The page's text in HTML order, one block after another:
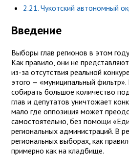
2.21. Чукотский автономный
Введение
Выборы глав регионов в этом
Как правило, они не
из-за отсутствия реальной
этого — «муниципальный
собирать большое количество
глав и депутатов уничтожает
мало где оппозиция может
самостоятельно, без помощи
региональных администраций. В
региональных выборах, как
примерно как на кладбище.